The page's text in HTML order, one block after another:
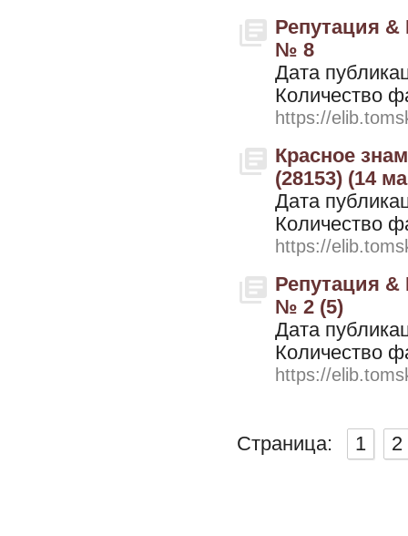
Репутация &
№ 8
Дата
Количество
https://
Красное
(28153) (14
Дата
Количество
https://
Репутация &
№ 2 (5)
Дата
Количество
https://
Страница: 1 2